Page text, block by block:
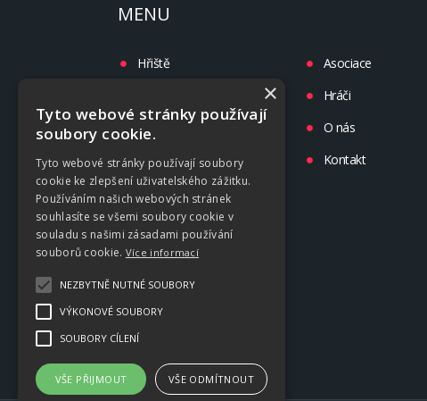
MENU
Hřiště
Liga
Tréninky
Kluby
Asociace
Hráči
O nás
Kontakt
×
Tyto webové stránky používají
soubory cookie.
Tyto webové stránky používají soubory
cookie ke zlepšení uživatelského zážitku.
Používáním našich webových stránek
souhlasíte se všemi soubory cookie v
souladu s našimi zásadami používání
souborů cookie. Více informací
NEZBYTNĚ NUTNÉ SOUBORY
VÝKONOVÉ SOUBORY
SOUBORY CÍLENÍ
VŠE PŘIJMOUT VŠE ODMÍTNOUT